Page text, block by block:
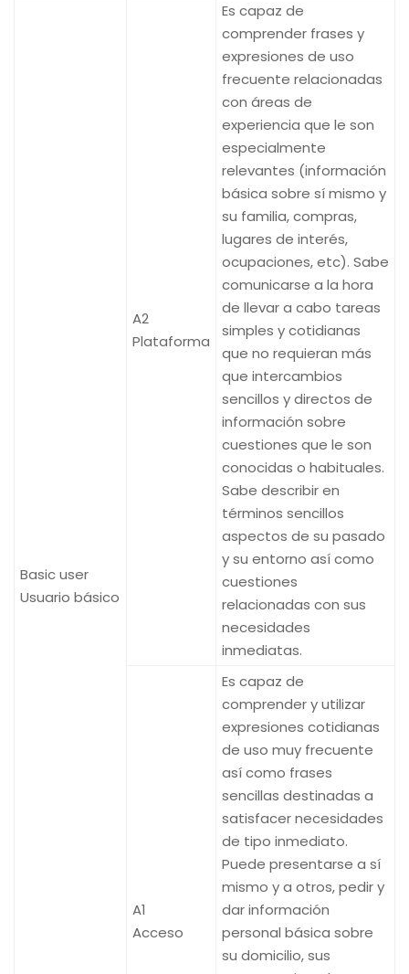
Basic user
Usuario básico
A2
Plataforma
Es capaz de
comprender frases y
expresiones de uso
frecuente relacionadas
con áreas de
experiencia que le son
especialmente
relevantes (información
básica sobre sí mismo y
su familia, compras,
lugares de interés,
ocupaciones, etc). Sabe
comunicarse a la hora
de llevar a cabo tareas
simples y cotidianas
que no requieran más
que intercambios
sencillos y directos de
información sobre
cuestiones que le son
conocidas o habituales.
Sabe describir en
términos sencillos
aspectos de su pasado
y su entorno así como
cuestiones
relacionadas con sus
necesidades
inmediatas.
A1
Acceso
Es capaz de
comprender y utilizar
expresiones cotidianas
de uso muy frecuente
así como frases
sencillas destinadas a
satisfacer necesidades
de tipo inmediato.
Puede presentarse a sí
mismo y a otros, pedir y
dar información
personal básica sobre
su domicilio, sus